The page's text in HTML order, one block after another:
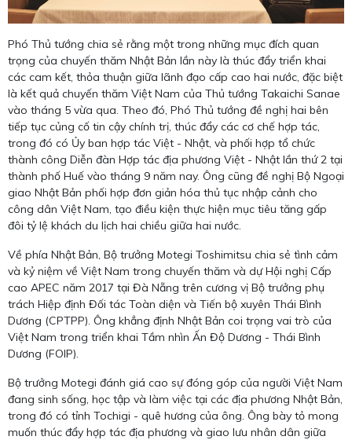
Phó Thủ tướng chia sẻ rằng một trong những mục đích quan
trọng của chuyến thăm Nhật Bản lần này là thúc đẩy triển khai
các cam kết, thỏa thuận giữa lãnh đạo cấp cao hai nước, đặc biệt
là kết quả chuyến thăm Việt Nam của Thủ tướng Takaichi Sanae
vào tháng 5 vừa qua. Theo đó, Phó Thủ tướng đề nghị hai bên
tiếp tục củng cố tin cậy chính trị, thúc đẩy các cơ chế hợp tác,
trong đó có Ủy ban hợp tác Việt - Nhật, và phối hợp tổ chức
thành công Diễn đàn Hợp tác địa phương Việt - Nhật lần thứ 2 tại
thành phố Huế vào tháng 9 năm nay. Ông cũng đề nghị Bộ Ngoại
giao Nhật Bản phối hợp đơn giản hóa thủ tục nhập cảnh cho
công dân Việt Nam, tạo điều kiện thực hiện mục tiêu tăng gấp
đôi tỷ lệ khách du lịch hai chiều giữa hai nước.
Về phía Nhật Bản, Bộ trưởng Motegi Toshimitsu chia sẻ tình cảm
và kỷ niệm về Việt Nam trong chuyến thăm và dự Hội nghị Cấp
cao APEC năm 2017 tại Đà Nẵng trên cương vị Bộ trưởng phụ
trách Hiệp định Đối tác Toàn diện và Tiến bộ xuyên Thái Bình
Dương (CPTPP). Ông khẳng định Nhật Bản coi trọng vai trò của
Việt Nam trong triển khai Tầm nhìn Ấn Độ Dương - Thái Bình
Dương (FOIP).
Bộ trưởng Motegi đánh giá cao sự đóng góp của người Việt Nam
đang sinh sống, học tập và làm việc tại các địa phương Nhật Bản,
trong đó có tỉnh Tochigi - quê hương của ông. Ông bày tỏ mong
muốn thúc đẩy hợp tác địa phương và giao lưu nhân dân giữa